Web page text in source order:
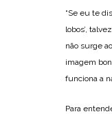
“Se eu te
lobos’,
não surge
imagem
funciona a
Para